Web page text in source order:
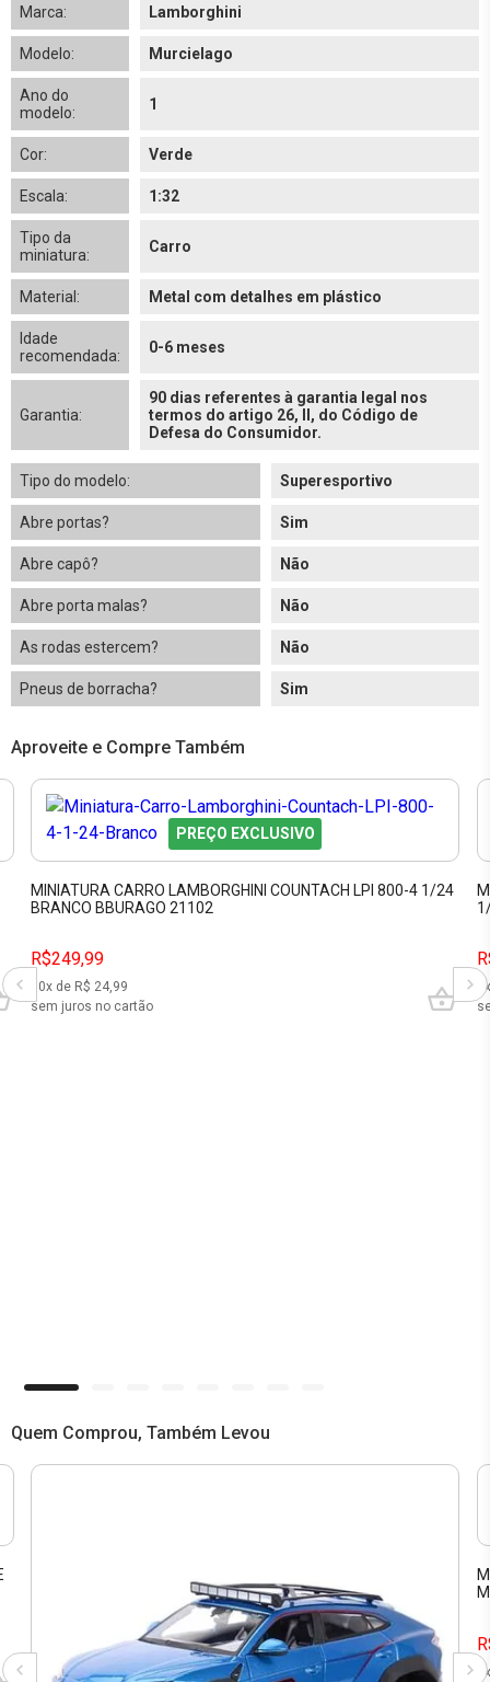
Marca: Lamborghini
Modelo: Murcielago
Ano do
modelo:
1
Cor: Verde
Escala: 1:32
Tipo da
miniatura:
Carro
Material: Metal com detalhes em plástico
Idade
recomendada:
0-6 meses
Garantia:
90 dias referentes à garantia legal nos
termos do artigo 26, II, do Código de
Defesa do Consumidor.
Tipo do modelo: Superesportivo
Abre portas? Sim
Abre capô? Não
Abre porta malas? Não
As rodas estercem? Não
Pneus de borracha? Sim
Aproveite e Compre Também
PREÇO EXCLUSIVO
MINIATURA CARRO LAMBORGHINI COUNTACH LPI 800-4 1/24
BRANCO BBURAGO 21102
R$249,99
10x de R$ 24,99
sem juros no cartão
Quem Comprou, Também Levou